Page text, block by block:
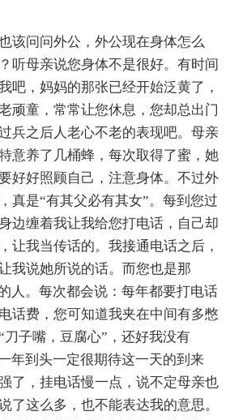
该问问外公，外公现在身体怎么
听母亲说您身体不是很好。有时间
吧，妈妈的那张已经开始泛黄了，
顽童，常常让您休息，您却总出门
兵之后人老心不老的表现吧。母亲
意养了几桶蜂，每次取得了蜜，她
好好照顾自己，注意身体。不过外
真是“有其父必有其女”。每到您过
边缠着我让我给您打电话，自己却
让我当传话的。我接通电话之后，
我说她所说的话。而您也是那
人。每次都会说：每年都要打电话
话费，您可知道我夹在中间有多憋
刀子嘴，豆腐心”，还好我没有
年到头一定很期待这一天的到来
了，挂电话慢一点，说不定母亲也
了这么多，也不能表达我的意思。